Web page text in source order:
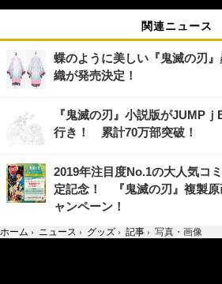
関連ニュース
蝶のように美しい『鬼滅の刃
織が発売決定！
『鬼滅の刃』小説版がJUMP
行き！ 累計70万部突破！
2019年注目度No.1の大人気コ
定記念！ 『鬼滅の刃』複製原
ャンペーン！
ホーム › ニュース › グッズ › 記事 › 写真・画像